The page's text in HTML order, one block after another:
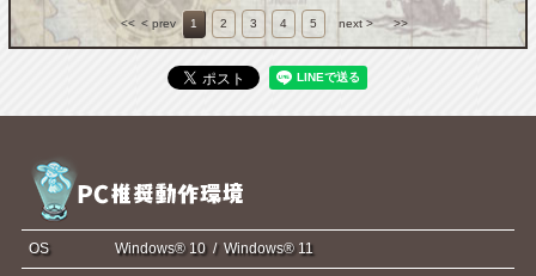
<< < prev 1 2 3 4 5 next > >>
OS Windows® 10 / Windows® 11